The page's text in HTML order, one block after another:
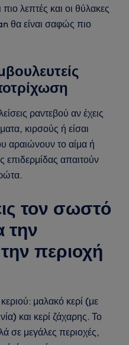
λεπτές και οι θύλακες
θα είναι σαφώς πιο
ραντεβού αν έχεις
κιρσούς ή είσαι
αραιώνουν το αίμα ή
επιδερμίδας απαιτούν
τον σωστό
την
περιοχή
μαλακό κερί (με
και κερί ζάχαρης. Το
σε μεγάλες περιοχές,